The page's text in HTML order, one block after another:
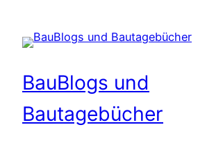
Inhalt
springen
BauBlogs und
Bautagebücher